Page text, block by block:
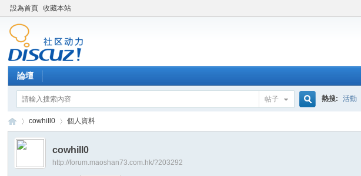
設為首頁 收藏本站
論壇
帖子 熱搜: 活動
›
cowhill0 個人資料
cowhill0
http://forum.maoshan73.com.hk/?203292